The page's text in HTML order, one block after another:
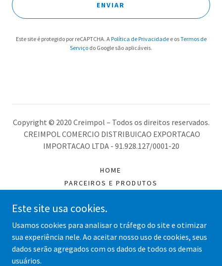
ENVIAR
Este site é protegido por reCAPTCHA. APolítica de Privacidadee osTermos de
Serviço do Google são aplicáveis.
Copyright © 2020 Creimpol – Todos os direitos reservados.
CREIMPOL COMERCIO DISTRIBUICAO EXPORTACAO
IMPORTACAO LTDA - 91.928.127/0001-20
HOME
PARCEIROS E PRODUTOS
GALERIA
CONTATO
TRABALHE CONOSCO
Este site usa cookies.
Usamos cookies para analisar o tráfego do site e otimizar
sua experiência nele. Ao aceitar nosso uso de cookies, seus
dados serão agregados com os dados de todos os demais
usuários.